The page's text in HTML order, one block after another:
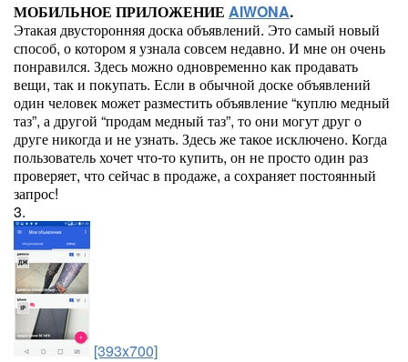
МОБИЛЬНОЕ ПРИЛОЖЕНИЕ AIWONA.
Этакая двусторонняя доска объявлений. Это самый новый
способ, о котором я узнала совсем недавно. И мне он очень
понравился. Здесь можно одновременно как продавать
вещи, так и покупать. Если в обычной доске объявлений
один человек может разместить объявление “куплю медный
таз”, а другой “продам медный таз”, то они могут друг о
друге никогда и не узнать. Здесь же такое исключено. Когда
пользователь хочет что-то купить, он не просто один раз
проверяет, что сейчас в продаже, а сохраняет постоянный
запрос!
3.
[393x700]